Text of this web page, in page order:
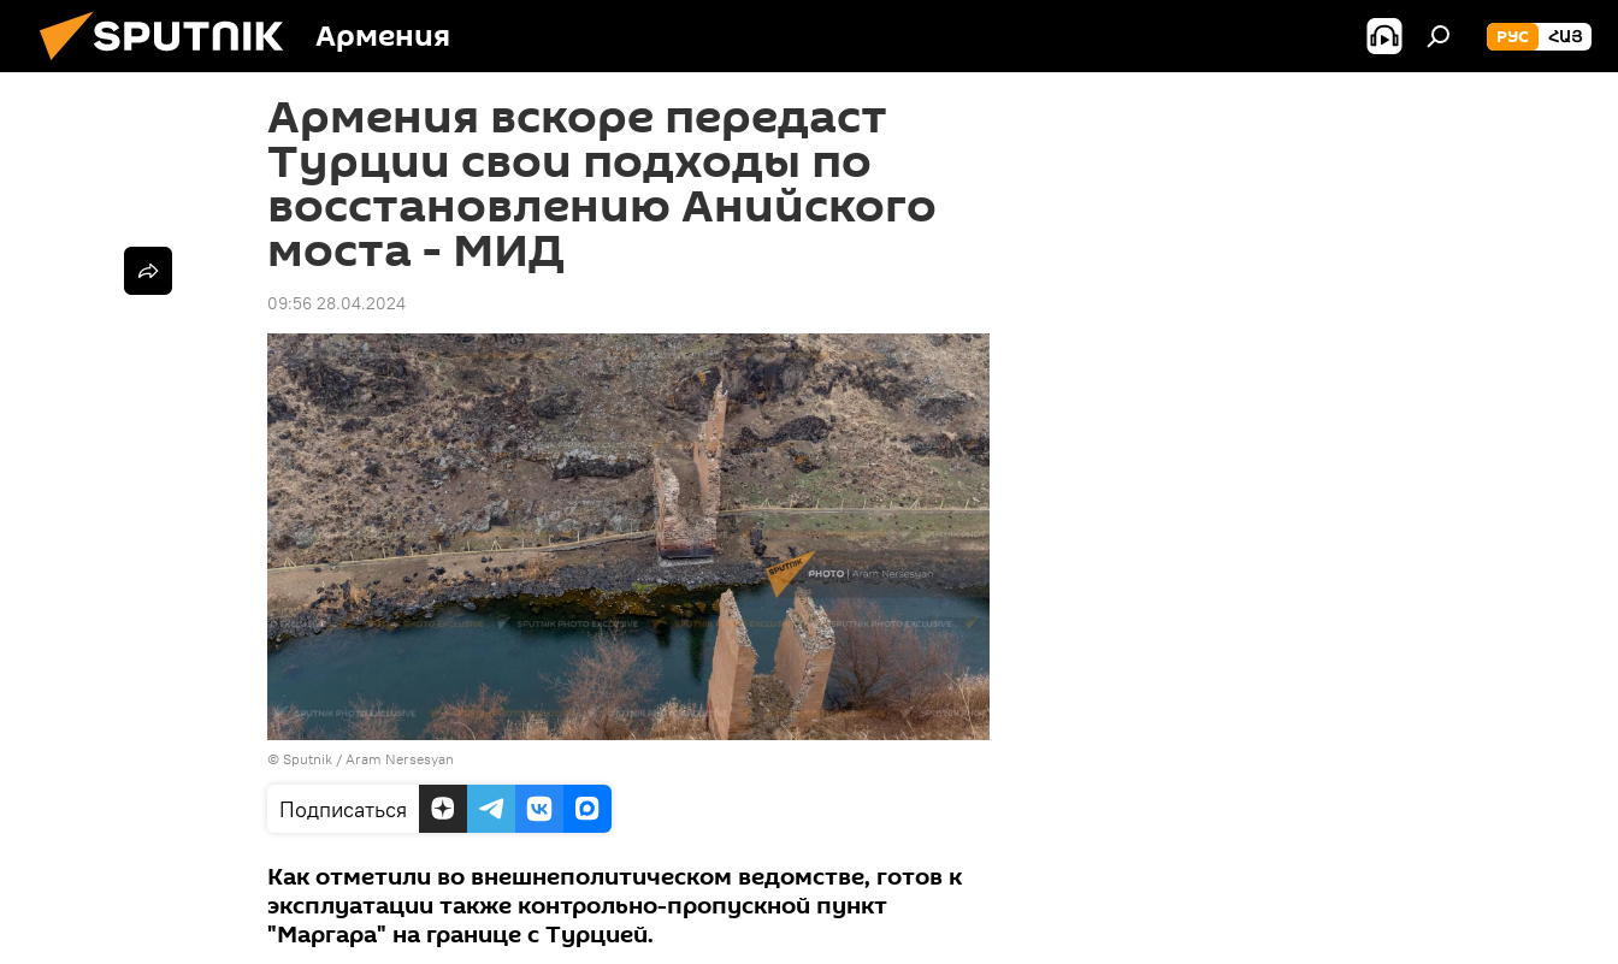
Армения РУС ՀԱՅ
Армения вскоре передаст
Турции свои подходы по
восстановлению Анийского
моста - МИД
09:56 28.04.2024
© Sputnik / Aram Nersesyan
Подписаться
Как отметили во внешнеполитическом ведомстве, готов к
эксплуатации также контрольно-пропускной пункт
"Маргара" на границе с Турцией.